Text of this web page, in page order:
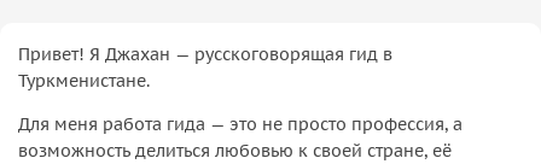
Привет! Я Джахан — русскоговорящая гид в
Туркменистане.
Для меня работа гида — это не просто профессия, а
возможность делиться любовью к своей стране, её